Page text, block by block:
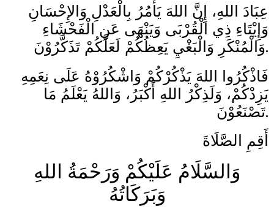
عِبَادَ اللهِ، إِنَّ اللهَ يَأْمُرُ بِالْعَدْلِ وَالإِحْسَانِ
وَإِيْتَاءِ ذِي الْقُرْبَى وَيَنْهَى عَنِ الْفَحْشَاءِ
وَالْمُنْكَرِ وَالْبَغْيِ يَعِظُكُمْ لَعَلَّكُمْ تَذَكَّرُوْنَ.
فَاذْكُرُوا اللهَ يَذْكُرْكُمْ وَاشْكُرُوْهُ عَلَى نِعَمِهِ
يَزِدْكُمْ، وَلَذِكْرُ اللهِ أَكْبَرُ، وَاللهُ يَعْلَمُ مَا
تَصْنَعُوْنَ.
أَقِمِ الصَّلَاةَ
وَالسَّلَامُ عَلَيْكُمْ وَرَحْمَةُ اللهِ
وَبَرَكَاتُهُ